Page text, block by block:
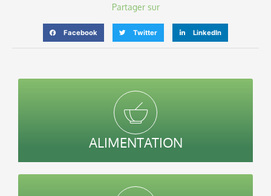
Partager sur
Facebook Twitter LinkedIn
ALIMENTATION